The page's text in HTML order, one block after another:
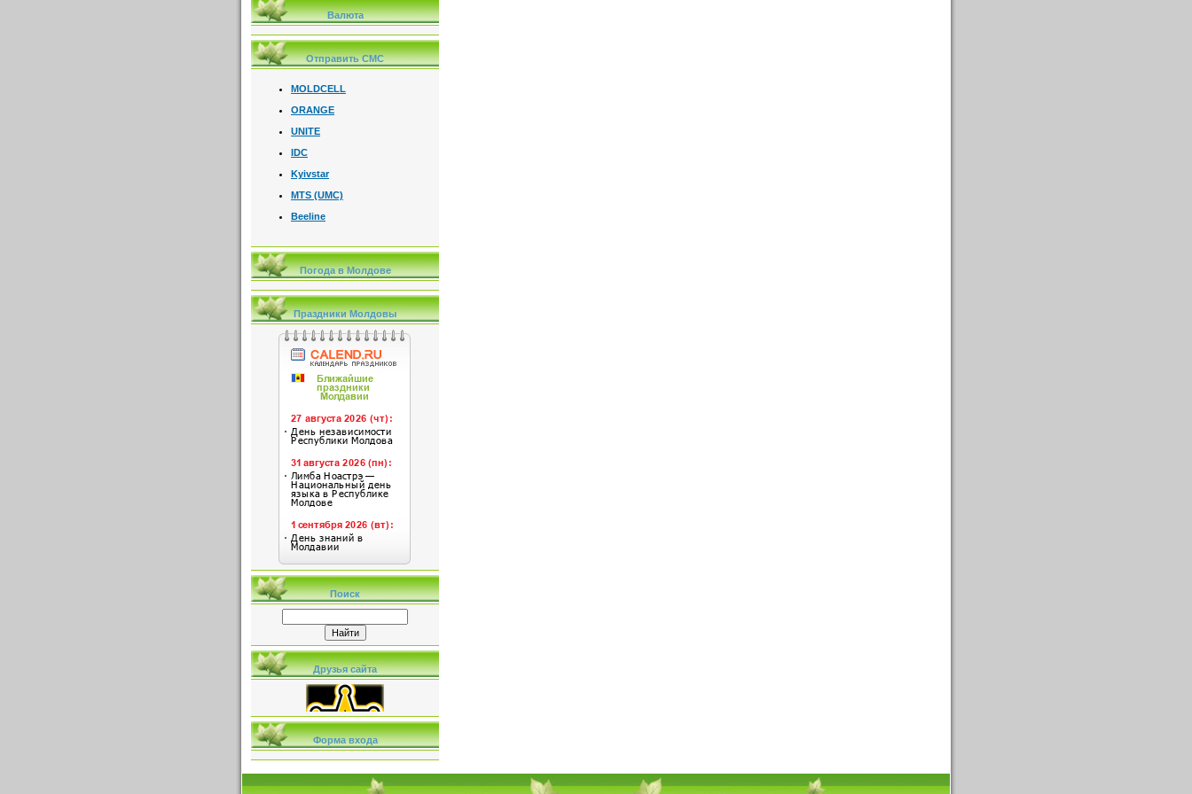
Валюта
Отправить СМС
MOLDCELL
ORANGE
UNITE
IDC
Kyivstar
MTS (UMC)
Beeline
Погода в Молдове
Праздники Молдовы
Поиск
Друзья сайта
Форма входа